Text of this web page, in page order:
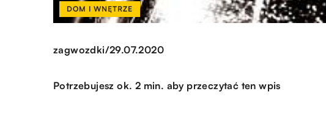
DOM I WNĘTRZE
zagwozdki/29.07.2020
Potrzebujesz ok. 2 min. aby przeczytać ten wpis